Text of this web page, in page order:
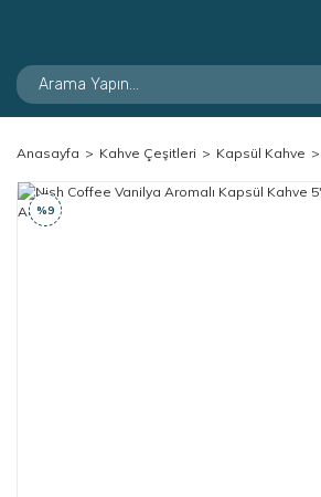
Anasayfa Kahve Çeşitleri Kapsül Kahve
%9